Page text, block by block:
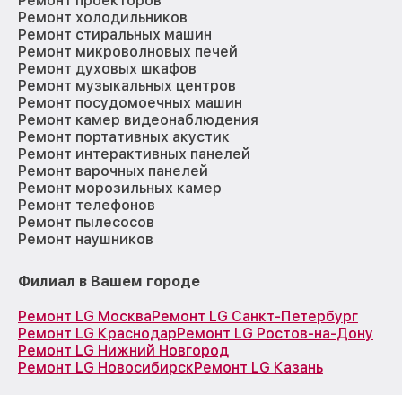
Ремонт холодильников
Ремонт стиральных машин
Ремонт микроволновых печей
Ремонт духовых шкафов
Ремонт музыкальных центров
Ремонт посудомоечных машин
Ремонт камер видеонаблюдения
Ремонт портативных акустик
Ремонт интерактивных панелей
Ремонт варочных панелей
Ремонт морозильных камер
Ремонт телефонов
Ремонт пылесосов
Ремонт наушников
Филиал в Вашем городе
Ремонт LG МоскваРемонт LG Санкт-Петербург
Ремонт LG КраснодарРемонт LG Ростов-на-Дону
Ремонт LG Нижний Новгород
Ремонт LG НовосибирскРемонт LG Казань